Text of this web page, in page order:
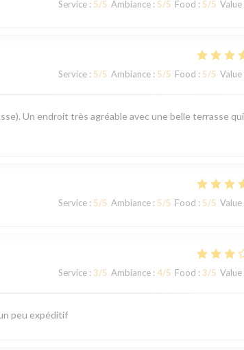
Service : 5/5 Ambiance : 5/5 Food : 5/5 Value
Service : 5/5 Ambiance : 5/5 Food : 5/5 Value
Un endroit très agréable avec une belle terrasse qui
Service : 5/5 Ambiance : 5/5 Food : 5/5 Value
Service : 3/5 Ambiance : 4/5 Food : 3/5 Value
peu expéditif